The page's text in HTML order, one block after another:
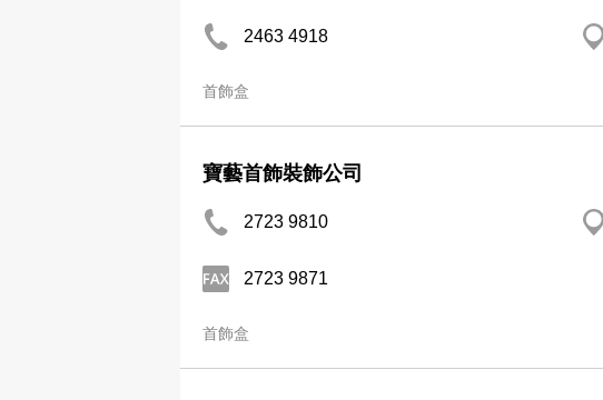
2463 4918
首飾盒
寶藝首飾裝飾公司
2723 9810
2723 9871
首飾盒